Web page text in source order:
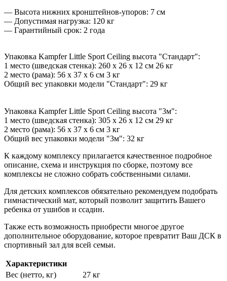
— Высота нижних кронштейнов-упоров: 7 см
— Допустимая нагрузка: 120 кг
— Гарантийный срок: 2 года
Упаковка Kampfer Little Sport Ceiling высота "Стандарт":
1 место (шведская стенка): 260 х 26 х 12 см 26 кг
2 место (рама): 56 х 37 х 6 см 3 кг
Общий вес упаковки модели "Стандарт": 29 кг
Упаковка Kampfer Little Sport Ceiling высота "3м":
1 место (шведская стенка): 305 х 26 х 12 см 29 кг
2 место (рама): 56 х 37 х 6 см 3 кг
Общий вес упаковки модели "3м": 32 кг
К каждому комплексу прилагается качественное подробное
описание, схема и инструкция по сборке, поэтому все
комплексы не сложно собрать собственными силами.
Для детских комплексов обязательно рекомендуем подобрать
гимнастический мат, который позволит защитить Вашего
ребенка от ушибов и ссадин.
Также есть возможность приобрести многое другое
дополнительное оборудование, которое превратит Ваш ДСК в
спортивный зал для всей семьи.
Характеристики
Вес (нетто, кг)
27 кг